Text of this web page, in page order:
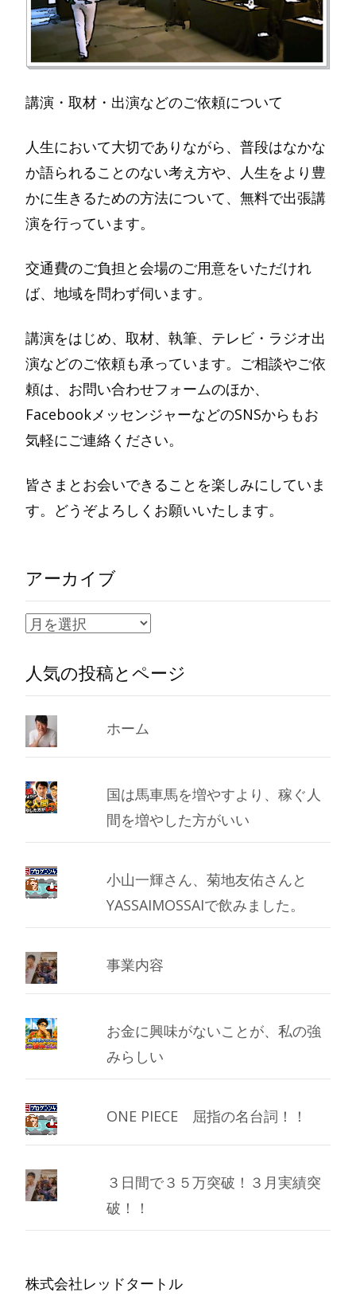
講演・取材・出演などのご依頼について
人生において大切でありながら、普段はなかな
か語られることのない考え方や、人生をより豊
かに生きるための方法について、無料で出張講
演を行っています。
交通費のご負担と会場のご用意をいただけれ
ば、地域を問わず伺います。
講演をはじめ、取材、執筆、テレビ・ラジオ出
演などのご依頼も承っています。ご相談やご依
頼は、お問い合わせフォームのほか、
FacebookメッセンジャーなどのSNSからもお
気軽にご連絡ください。
皆さまとお会いできることを楽しみにしていま
す。どうぞよろしくお願いいたします。
アーカイブ
ア
カ
イ
ブ
人気の投稿とページ
ホーム
国は馬車馬を増やすより、稼ぐ人
間を増やした方がいい
小山一輝さん、菊地友佑さんと
YASSAIMOSSAIで飲みました。
事業内容
お金に興味がないことが、私の強
みらしい
ONE PIECE 屈指の名台詞！！
３日間で３５万突破！３月実績突
破！！
株式会社レッドタートル